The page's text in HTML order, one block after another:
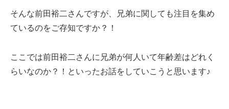
そんな前田裕二さんですが、兄弟に関しても注目を集め
ているのをご存知ですか？！
ここでは前田裕二さんに兄弟が何人いて年齢差はどれく
らいなのか？！といったお話をしていこうと思います♪